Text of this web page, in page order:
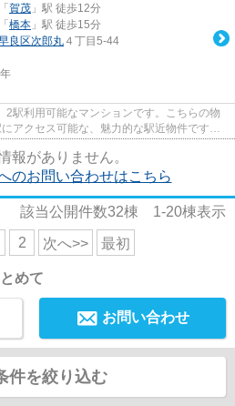
「 賀茂 」駅 徒歩12分
「 橋本 」駅 徒歩15分
良区次郎丸 ４丁目5-44
2駅利用可能なマンションです。こちらの物
アクセス可能な、魅力的な駅近物件です。
報がありません。
のお問い合わせはこちら
該当公開件数32棟 1-20棟表示
2 次へ>> 最初
めて
お問い合わせ
件を絞り込む